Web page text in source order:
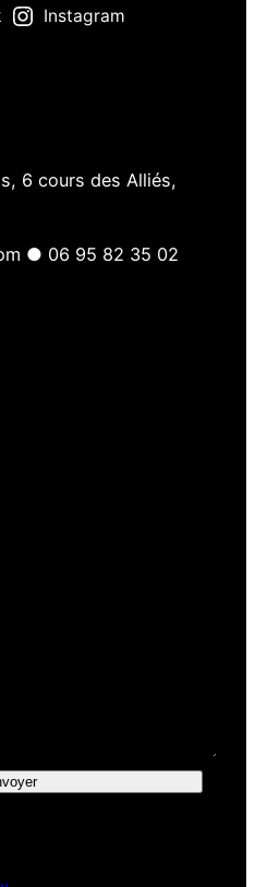
Instagram
6 cours des Alliés,
● 06 95 82 35 02